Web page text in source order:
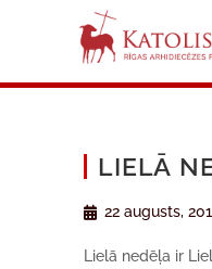
LIELĀ
22 augusts,
Lielā nedēļa ir